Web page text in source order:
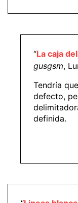
“La caja
gusgsm,
Tendría
defecto,
definida.